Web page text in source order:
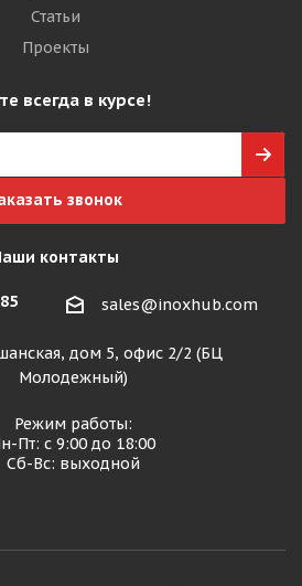
Статьи
Проекты
всегда в курсе!
звонок
контакты
sales@inoxhub.com
дом 5, офис 2/2 (БЦ
Молодежный)
Режим работы:
Пт: с 9:00 до 18:00
Сб-Вс: выходной